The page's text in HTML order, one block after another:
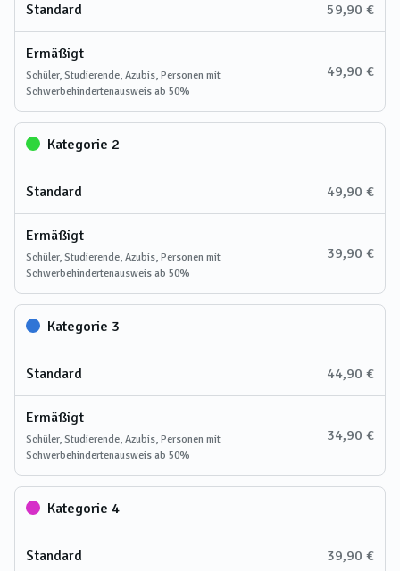
Standard 59,90 €
Ermäßigt
Schüler, Studierende, Azubis, Personen mit
Schwerbehindertenausweis ab 50%
49,90 €
Kategorie 2
Standard 49,90 €
Ermäßigt
Schüler, Studierende, Azubis, Personen mit
Schwerbehindertenausweis ab 50%
39,90 €
Kategorie 3
Standard 44,90 €
Ermäßigt
Schüler, Studierende, Azubis, Personen mit
Schwerbehindertenausweis ab 50%
34,90 €
Kategorie 4
Standard 39,90 €